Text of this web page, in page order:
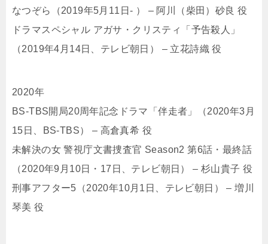
なつぞら（2019年5月11日- ） – 阿川（柴田）砂良 役
ドラマスペシャル アガサ・クリスティ「予告殺人」
（2019年4月14日、テレビ朝日） – 立花詩織 役
2020年
BS-TBS開局20周年記念ドラマ「伴走者」（2020年3月
15日、BS-TBS） – 高倉真希 役
未解決の女 警視庁文書捜査官 Season2 第6話・最終話
（2020年9月10日・17日、テレビ朝日） – 杉山貴子 役
刑事アフター5（2020年10月1日、テレビ朝日） – 増川
琴美 役